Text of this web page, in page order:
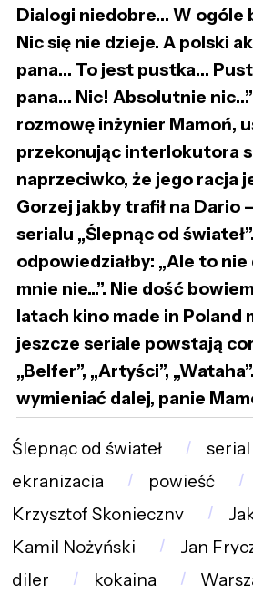
Dialogi niedobre… W ogóle
Nic się nie dzieje. A polski
pana… To jest pustka…
pana… Nic! Absolutnie nic…”
rozmowę inżynier Mamoń,
przekonując interlokutora
naprzeciwko, że jego racja
Gorzej jakby trafił na Dario
serialu „Ślepnąc od
odpowiedziałby: „Ale to
mnie nie...”. Nie dość
latach kino made in Poland
jeszcze seriale powstają
„Belfer”, „Artyści”,
wymieniać dalej, panie
Ślepnąc od świateł serial
ekranizacja
powieść
Krzysztof Skonieczny
Kamil Nożyński
Jan
diler
kokaina